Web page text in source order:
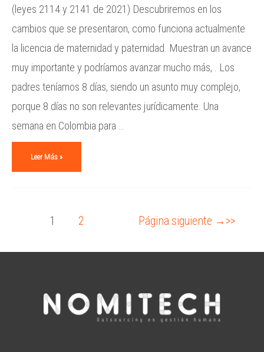
(leyes 2114 y 2141 de 2021) Descubriremos en los
cambios que se presentaron, como funciona actualmente
la licencia de maternidad y paternidad. Muestran un avance
muy importante y podríamos avanzar mucho más, . Los
padres teníamos 8 días, siendo un asunto muy complejo,
porque 8 días no son relevantes jurídicamente. Una
semana en Colombia para …
Leer Más »
1 2 Página siguiente →